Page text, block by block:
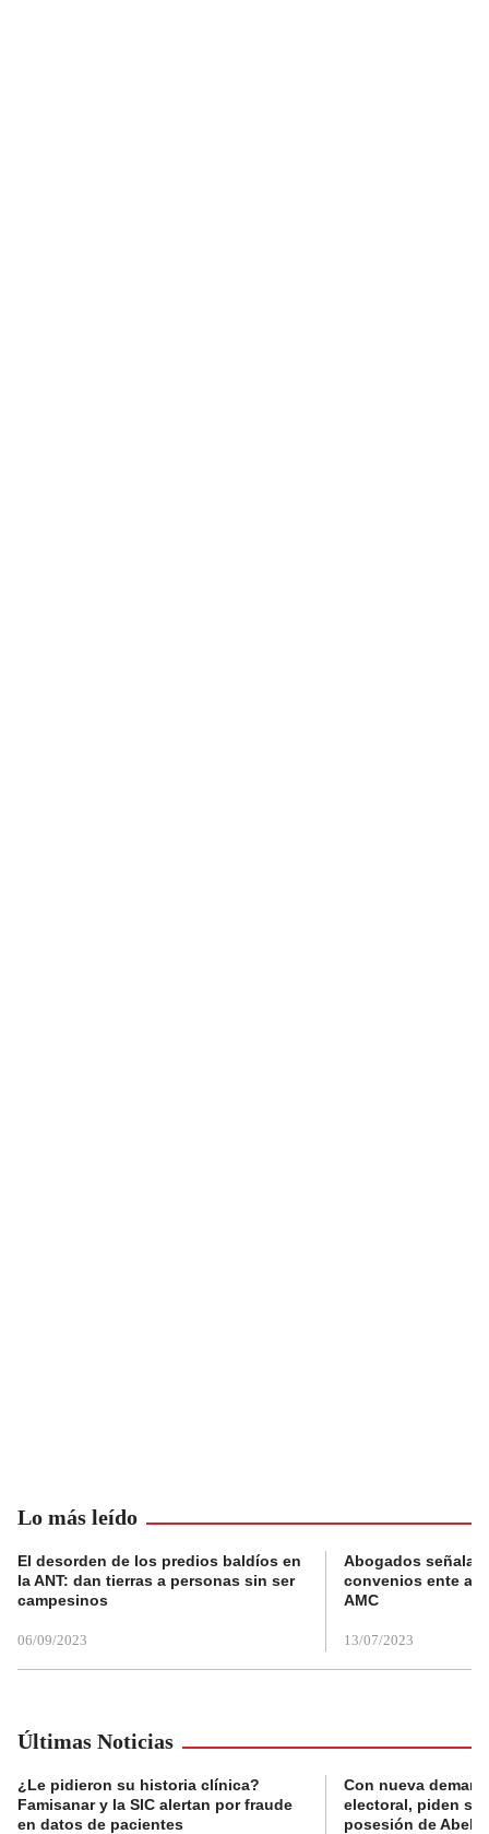
Lo más leído
El desorden de los predios baldíos en
la ANT: dan tierras a personas sin ser
campesinos
06/09/2023
Abogados
convenios ente
AMC
13/07/2023
Últimas Noticias
¿Le pidieron su historia clínica?
Famisanar y la SIC alertan por fraude
en datos de pacientes
Con nueva
electoral, piden
posesión de